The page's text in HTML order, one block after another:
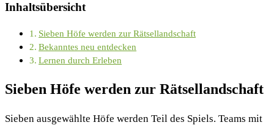
Inhaltsübersicht
Sieben Höfe werden zur Rätsellandschaft
Bekanntes neu entdecken
Lernen durch Erleben
Sieben Höfe werden zur Rätsellandschaft
Sieben ausgewählte Höfe werden Teil des Spiels. Teams mit